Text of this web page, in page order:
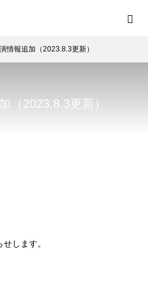
情報追加（2023.8.3更新）
（2023.8.3更新）
します。